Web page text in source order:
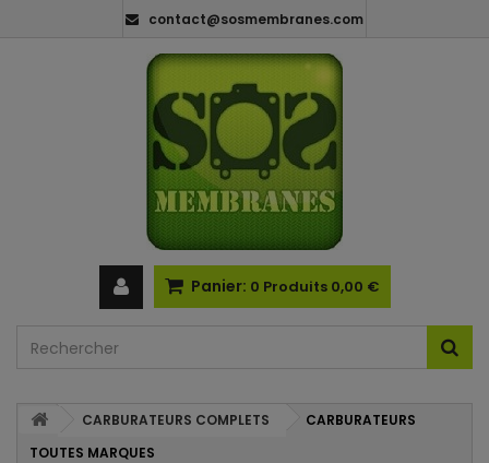
contact@sosmembranes.com
Panier: 0 Produits 0,00 €
CARBURATEURS COMPLETS
CARBURATEURS
TOUTES MARQUES